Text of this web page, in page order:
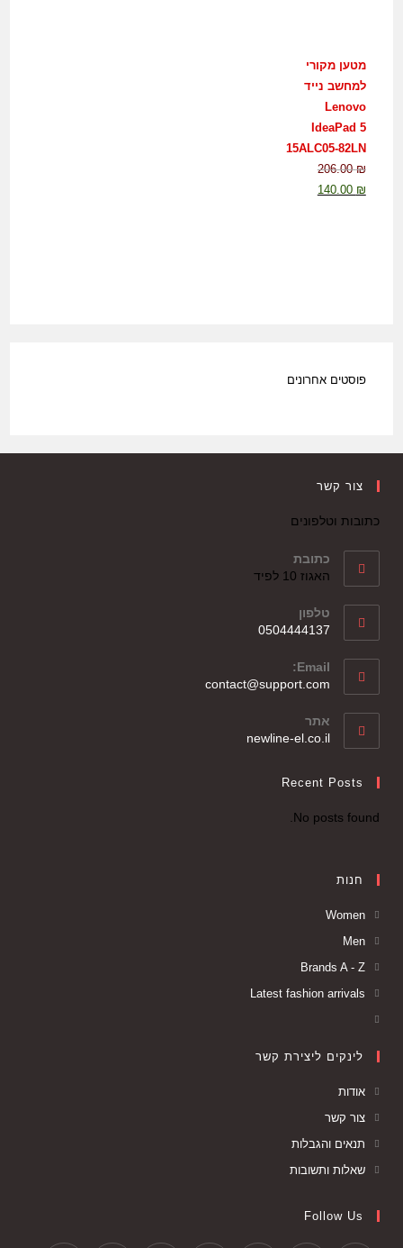
מטען מקורי
למחשב נייד
Lenovo
IdeaPad 5
15ALC05-82LN
206.00₪
140.00 ₪
פוסטים אחרונים
צור קשר
כתובות וטלפונים
כתובת
האגוז 10 לפיד
טלפון
0504444137
Email:
contact@support.com
אתר
newline-el.co.il
Recent Posts
No posts found.
חנות
Women
Men
Brands A - Z
Latest fashion arrivals
לינקים ליצירת קשר
אודות
צור קשר
תנאים והגבלות
שאלות ותשובות
Follow Us